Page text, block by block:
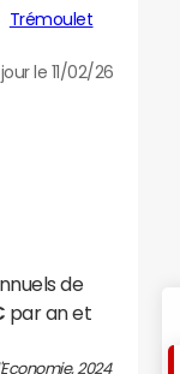
Trémoulet
le 11/02/26
de
par an et
2024